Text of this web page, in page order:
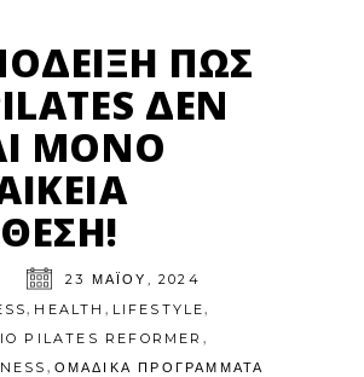
ΠΩΣ
ΔΕΝ
ΜΟΝΟ
23 ΜΑΪ́ΟΥ, 2024
, HEALTH , LIFESTYLE,
PILATES REFORMER ,
, ΟΜΑΔΙΚΑ ΠΡΟΓΡΑΜΜΑΤΑ